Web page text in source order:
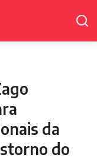
da
do